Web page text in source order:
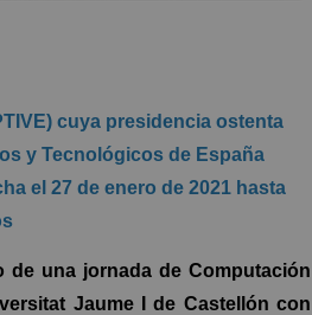
cuya presidencia ostenta
y Tecnológicos de España
el 27 de enero de 2021 hasta
de una jornada de Computación
Jaume I de Castellón con